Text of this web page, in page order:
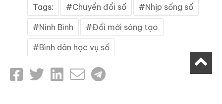
Tags: Chuyển đổi số Nhịp sống số
Ninh Bình Đổi mới sáng tạo
Bình dân học vụ số